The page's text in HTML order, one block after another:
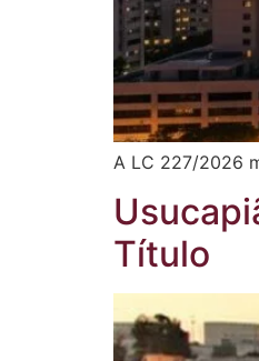
A LC 227/2026
Título